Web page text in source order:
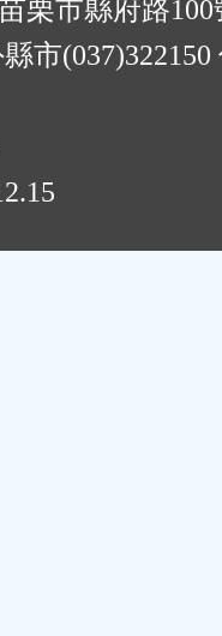
栗市縣府路100
市(037)322150